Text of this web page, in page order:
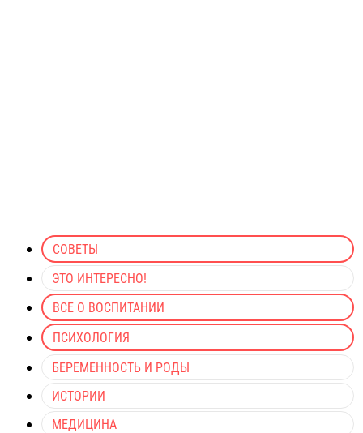
СОВЕТЫ
ЭТО ИНТЕРЕСНО!
ВСЕ О ВОСПИТАНИИ
ПСИХОЛОГИЯ
БЕРЕМЕННОСТЬ И РОДЫ
ИСТОРИИ
МЕДИЦИНА